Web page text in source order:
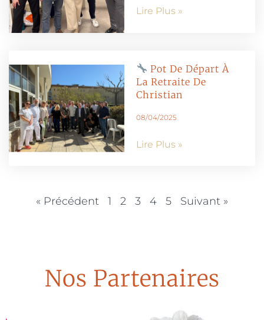
Lire Plus »
Pot De Départ À
La Retraite De
Christian
08/04/2025
Lire Plus »
« Précédent 1 2 3 4 5 Suivant »
Nos Partenaires